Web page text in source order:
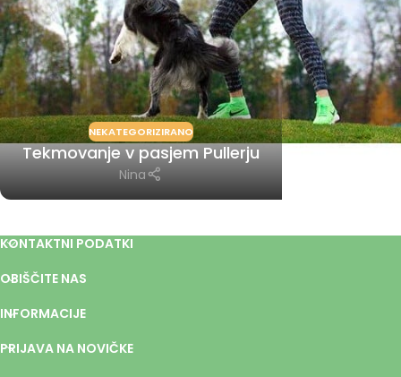
NEKATEGORIZIRANO
Tekmovanje v pasjem Pullerju
Nina
KONTAKTNI PODATKI
OBIŠČITE NAS
INFORMACIJE
PRIJAVA NA NOVIČKE